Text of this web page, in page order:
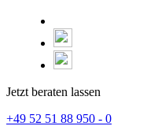
Jetzt beraten lassen
+49 52 51 88 950 - 0